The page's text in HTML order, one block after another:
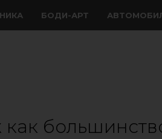
БОДИ-АРТ
как